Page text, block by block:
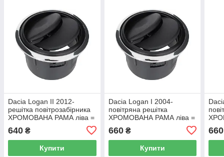
Dacia Logan II 2012-
решітка повітрозабірника
ХРОМОВАНА РАМА ліва =
640 ₴
Купити
Dacia Logan I 2004-
повітряна решітка
ХРОМОВАНА РАМА ліва =
660₴
Купити
660